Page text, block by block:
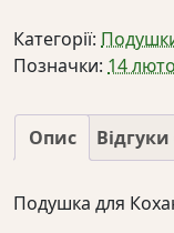
кількість
Категорії:
Позначки: 14
Опис Відгуки
Подушка для